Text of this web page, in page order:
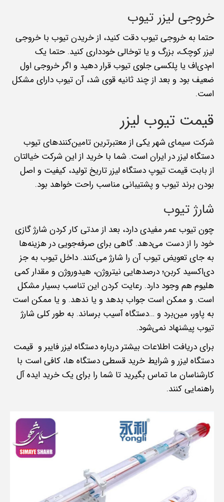
خروجی لیزر تیوب
حتما به خروجی تیوب دقت کنید، از خریدن تیوب با خروجی
لیزر کوچک، بزرگ و یا توخالی خودداری کنید. حتما یک
ام‌دی‌اف یا پلکسی جلوی تیوب قرار دهید و اگر خروجی اول
ضعیف بود و بعد از چند ثانیه قوی شد، آن تیوب دارای مشکل
است.
قیمت تیوب لیزر
شرکت سیمای شهر یکی از معتبرترین تامین‌کنندهای تیوب
دستگاه لیزر در ایران است. شما با خرید از این شرکت خیالتان
از بابت قیمت تیوپ دستگاه لیزر تاریخ تولید، کیفیت و اصل
بودن برند تیوب و پشتیبانی مناسب راحت خواهد بود.
شارژ تیوب
چون تیوب عمر مفیدی دارد، بعد از مدتی کار کردن شارژ گازی
خود را از دست می‌دهد. گاهی برای صرفه‌جویی در هزینه‌ها
به جای تعویض تیوب آن را شارژ می‌کنند. داخل تیوب به جز
دی‌اکسید کربن؛ درصد‌هایی نیتروژن، هیدوروژن و مقدار کمی
هلیوم هم وجود دارد. رعایت کردن این تناسب بسیار مشکل
است. و ممکن است جواب بدهد و یا ندهد. و یا ممکن است
به پاور، مین‌برد و …دستگاه آسیب برساند. به طور کلی شارژ
تیوب پیشنهاد نمی‌شود.
برای دریافت اطلاعات بیشتر درباره دستگاه لیزر فایبر و قیمت
دستگاه لیزر و شرایط خرید قسطی دستگاه ها، کافی است با
کارشناسان ما تماس بگیرید تا شما را برای یک خرید ایده آل
راهنمایی کنند.